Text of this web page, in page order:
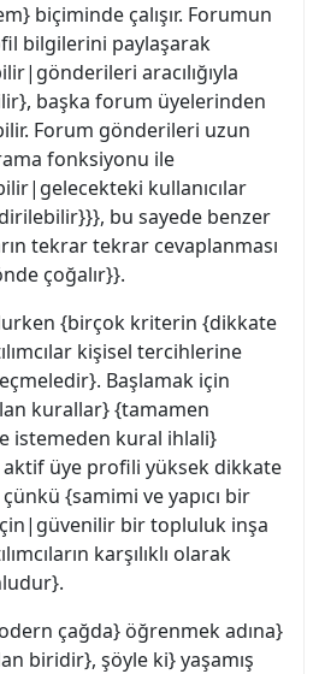
biçiminde çalışır. Forumun
bilgilerini paylaşarak
aracılığıyla
başka forum üyelerinden
Forum gönderileri uzun
fonksiyonu ile
kullanıcılar
bu sayede benzer
tekrar tekrar cevaplanması
çoğalır}}.
{birçok kriterin {dikkate
kişisel tercihlerine
Başlamak için
kurallar} {tamamen
istemeden kural ihlali}
üye profili yüksek dikkate
{samimi ve yapıcı bir
bir topluluk inşa
karşılıklı olarak
çağda} öğrenmek adına}
biridir}, şöyle ki} yaşamış